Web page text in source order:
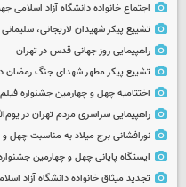
اجتماع خانواده دانشگاه آزاد اسلامی
تشییع پیکر شهیدان لاریجانی،
راهپیمایی روز جهانی قدس در تهران
تشییع پیکر مطهر شهدای جنگ رمضان
اختتامیه چهل و چهارمین جشنواره
راهپیمایی سراسری مردم تهران در یوم‌الله ۲۲
نورافشانی برج میلاد به مناسبت چهل‌
ایستگاه پایانی چهل و چهارمین
تجدید میثاق خانواده دانشگاه آزاد